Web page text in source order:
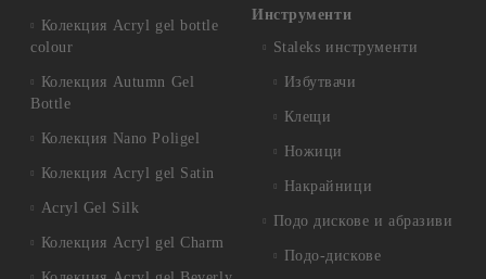
Колекция Acryl gel bottle
colour
Колекция Autumn Gel
Bottle
Колекция Nano Poligel
Колекция Acryl gel Satin
Acryl Gel Silk
Колекция Acryl gel Charm
Инструменти
Staleks инструменти
Избутвачи
Клещи
Ножици
Накрайници
Подо дискове и абразиви
Подо-дискове